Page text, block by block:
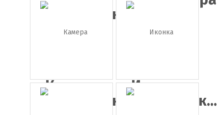
видеоплёнк...
Камера
видеонаблю...
Иконка
видеопленк...